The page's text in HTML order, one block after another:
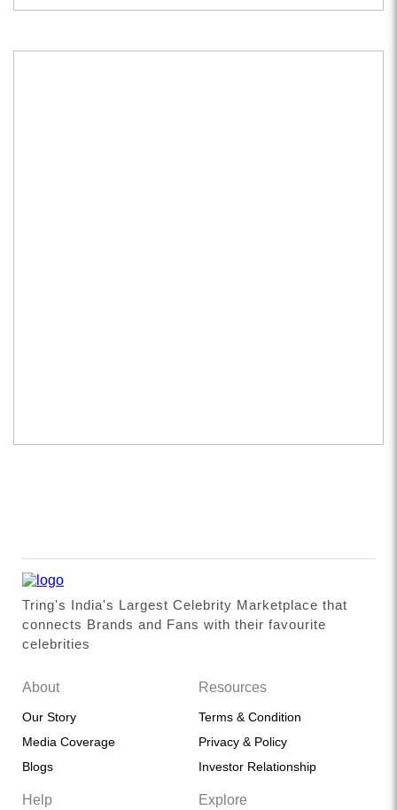
Tring's India's Largest Celebrity Marketplace that
connects Brands and Fans with their favourite
celebrities
About
Our Story
Media Coverage
Blogs
Resources
Terms & Condition
Privacy & Policy
Investor Relationship
Help Explore